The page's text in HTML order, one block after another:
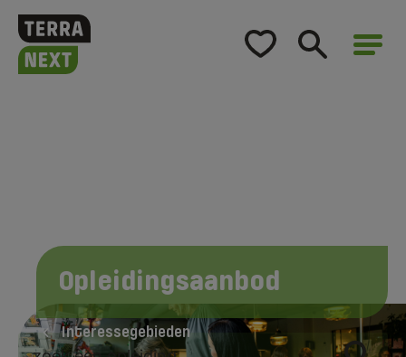
Home
Interessegebieden
Opleidingsaanbod